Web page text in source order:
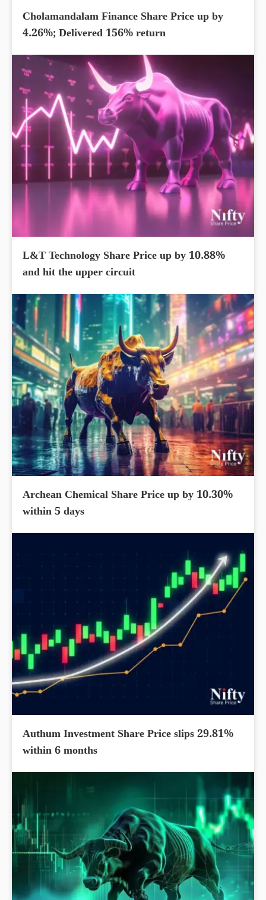
Cholamandalam Finance Share Price up by
4.26%; Delivered 156% return
L&T Technology Share Price up by 10.88%
and hit the upper circuit
Archean Chemical Share Price up by 10.30%
within 5 days
Authum Investment Share Price slips 29.81%
within 6 months